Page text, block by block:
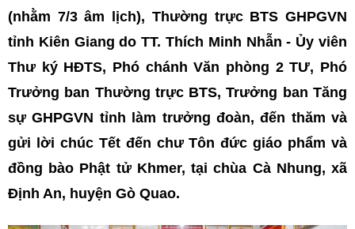
(nhằm 7/3 âm lịch), Thường trực BTS GHPGVN
tỉnh Kiên Giang do TT. Thích Minh Nhẫn - Ủy viên
Thư ký HĐTS, Phó chánh Văn phòng 2 TƯ, Phó
Trưởng ban Thường trực BTS, Trưởng ban Tăng
sự GHPGVN tỉnh làm trưởng đoàn, đến thăm và
gửi lời chúc Tết đến chư Tôn đức giáo phẩm và
đồng bào Phật tử Khmer, tại chùa Cà Nhung, xã
Định An, huyện Gò Quao.